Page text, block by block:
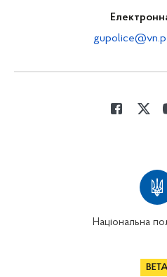
Національна